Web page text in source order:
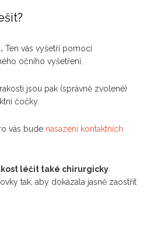
Ten vás vyšetří pomocí
očního vyšetření.
jsou pak (správně zvolené)
čočky.
vás bude nasazení kontaktních
léčit také chirurgicky
tak, aby dokázala jasně zaostřit